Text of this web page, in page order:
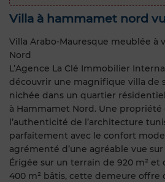
Villa à hammamet nord
Villa Arabo-Mauresque meublée à
Nord
L’Agence La Clé Immobilier
découvrir une magnifique villa de
nichée dans un quartier
à Hammamet Nord. Une propriété
l’authenticité de l’architecture
parfaitement avec le confort
agrémenté d’une agréable vue sur
Érigée sur un terrain de 920 m²
400 m² bâtis, cette demeure offre